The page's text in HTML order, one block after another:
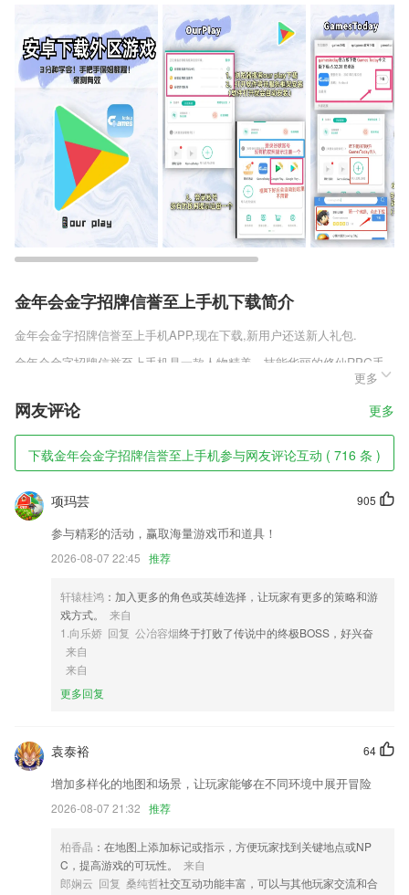
金年会金字招牌信誉至上手机下载简介
金年会金字招牌信誉至上手机APP,现在下载,新用户还送新人礼包.
金年会金字招牌信誉至上手机是一款人物精美、技能华丽的修仙RPG手
游。游戏的色彩唯美动人，玩家可以享受最真实的修仙生涯，与各个强大
的敌人艰苦战斗。变换不停的场景风格，可以让玩家自由的观赏，探索剧
情故事的无限内蕴。苍天之渊苹果手机版的神魔战场，动作打斗非常真
实。
金年会金字招牌信誉至上手机软件特色
1,录音跟读，手写笔画，发音技巧。打好五十音基础，才能熟练的使用日
语输入法，在接下来的学习中会事半功倍。
2,精心挑选国内、国际顶级VR游戏，为您带来畅快的VR游戏体验。
3,多样化形式：让孩子爱上学习
4,我们随时可以在线进行订单发货，一键就能完成。
5,高效交流，让销售人员能够与更多的潜在客户交流，通过2265下载体验
有机会提高工作的销售率。
6,手机移动端app作为公司ERP系统的一个补充工具
金年会金字招牌信誉至上手机软件优势
2.历年真题可以在这里找到和练习，每个题目的答案与解析可以实时查
看；
3.章节练习、海量典型习题边学边练，专家综合评选，紧扣命题趋势；逐
节归纳章节真题，温故知新，快速掌握章节核心。
4.《哆哆识字》寓教于乐，识字+阅读+游戏=爱学习！
5.管理员主页新增志愿者,活动,项目列表及筛选。
更多
网友评论 更多
下载金年会金字招牌信誉至上手机参与网友评论互动 ( 716 条 )
905
项玛芸
参与精彩的活动，赢取海量游戏币和道具！
2026-08-07 22:45 推荐
轩辕桂鸿 ：加入更多的角色或英雄选择，让玩家有更多的策略和游
戏方式。
来自
1.向乐娇 回复 公冶容烟终于打败了传说中的终极BOSS，好兴奋
来自
来自
更多回复
64
袁泰裕
增加多样化的地图和场景，让玩家能够在不同环境中展开冒险
2026-08-07 21:32 推荐
柏香晶 ：在地图上添加标记或指示，方便玩家找到关键地点或NP
C，提高游戏的可玩性。
来自
郎娴云 回复 桑纯哲社交互动功能丰富，可以与其他玩家交流和合